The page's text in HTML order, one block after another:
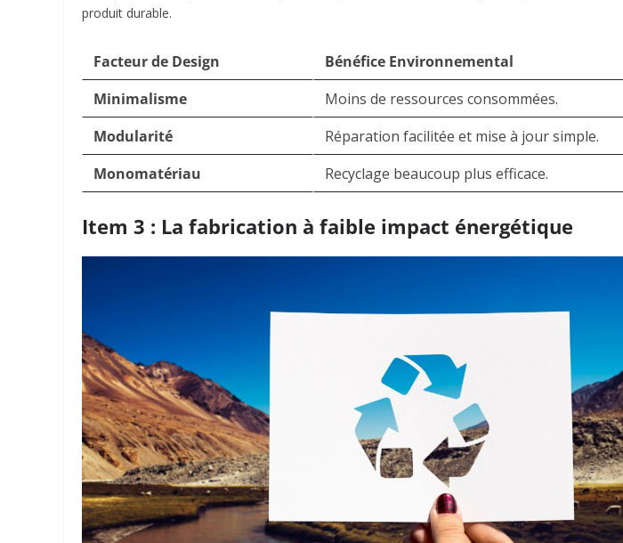
produit durable.
Facteur de Design
Bénéfice Environnemental
Minimalisme
Moins de ressources consommées.
Modularité
Réparation facilitée et mise à jour simple.
Monomatériau
Recyclage beaucoup plus efficace.
Item 3 : La fabrication à faible impact énergétique